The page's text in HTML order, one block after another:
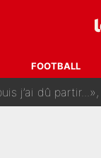
FOOTBALL
dans tous les
Doué, le PSG a
j’ai dû